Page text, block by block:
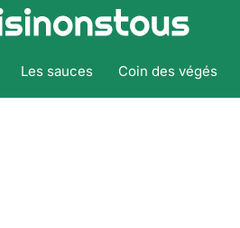
Les sauces Coin des végés